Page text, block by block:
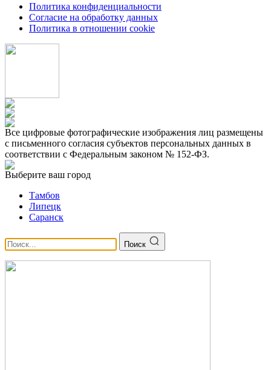
Политика конфиденциальности
Согласие на обработку данных
Политика в отношении cookie
Все цифровые фотографические изображения лиц размещены
с письменного согласия субъектов персональных данных в
соответствии с Федеральным законом № 152-ФЗ.
Выберите ваш город
Тамбов
Липецк
Саранск
Поиск